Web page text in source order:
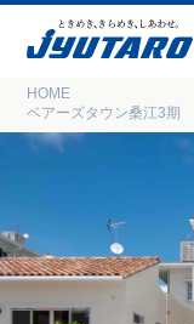
HOME
ベアーズタウン桑江3期